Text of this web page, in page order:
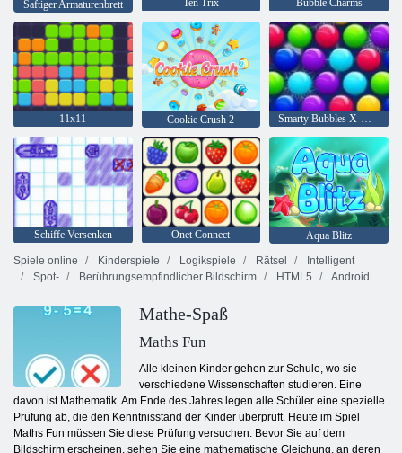
Saftiger Armaturenbrett Ten Trix Bubble Charms
11x11 Cookie Crush 2 Smarty Bubbles X-Mas
Schiffe Versenken Onet Connect
Aqua Blitz
Spiele online
Kinderspiele Logikspiele Rätsel
Intelligent
Spot-
Berührungsempfindlicher Bildschirm HTML5 Android
Mathe-Spaß
Maths Fun
Alle kleinen Kinder gehen zur Schule, wo sie
verschiedene Wissenschaften studieren. Eine
davon ist Mathematik. Am Ende des Jahres legen alle Schüler eine spezielle
Prüfung ab, die den Kenntnisstand der Kinder überprüft. Heute im Spiel
Maths Fun müssen Sie diese Prüfung versuchen. Bevor Sie auf dem
Bildschirm erscheinen, sehen Sie eine mathematische Gleichung, an deren